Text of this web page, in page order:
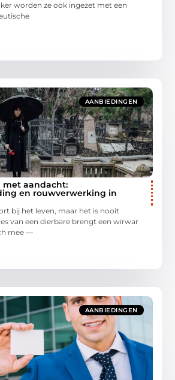
worden ze ook ingezet met een
AANBIEDINGEN
met aandacht:
en rouwverwerking in
bij het leven, maar het is nooit
van een dierbare brengt een wirwar
mee —
AANBIEDINGEN